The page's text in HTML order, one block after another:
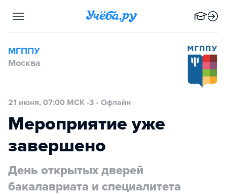
МГППУ
Москва
21 июня, 07:00 МСК -3 • Офлайн
Мероприятие уже
завершено
День открытых дверей
бакалавриата и специалитета